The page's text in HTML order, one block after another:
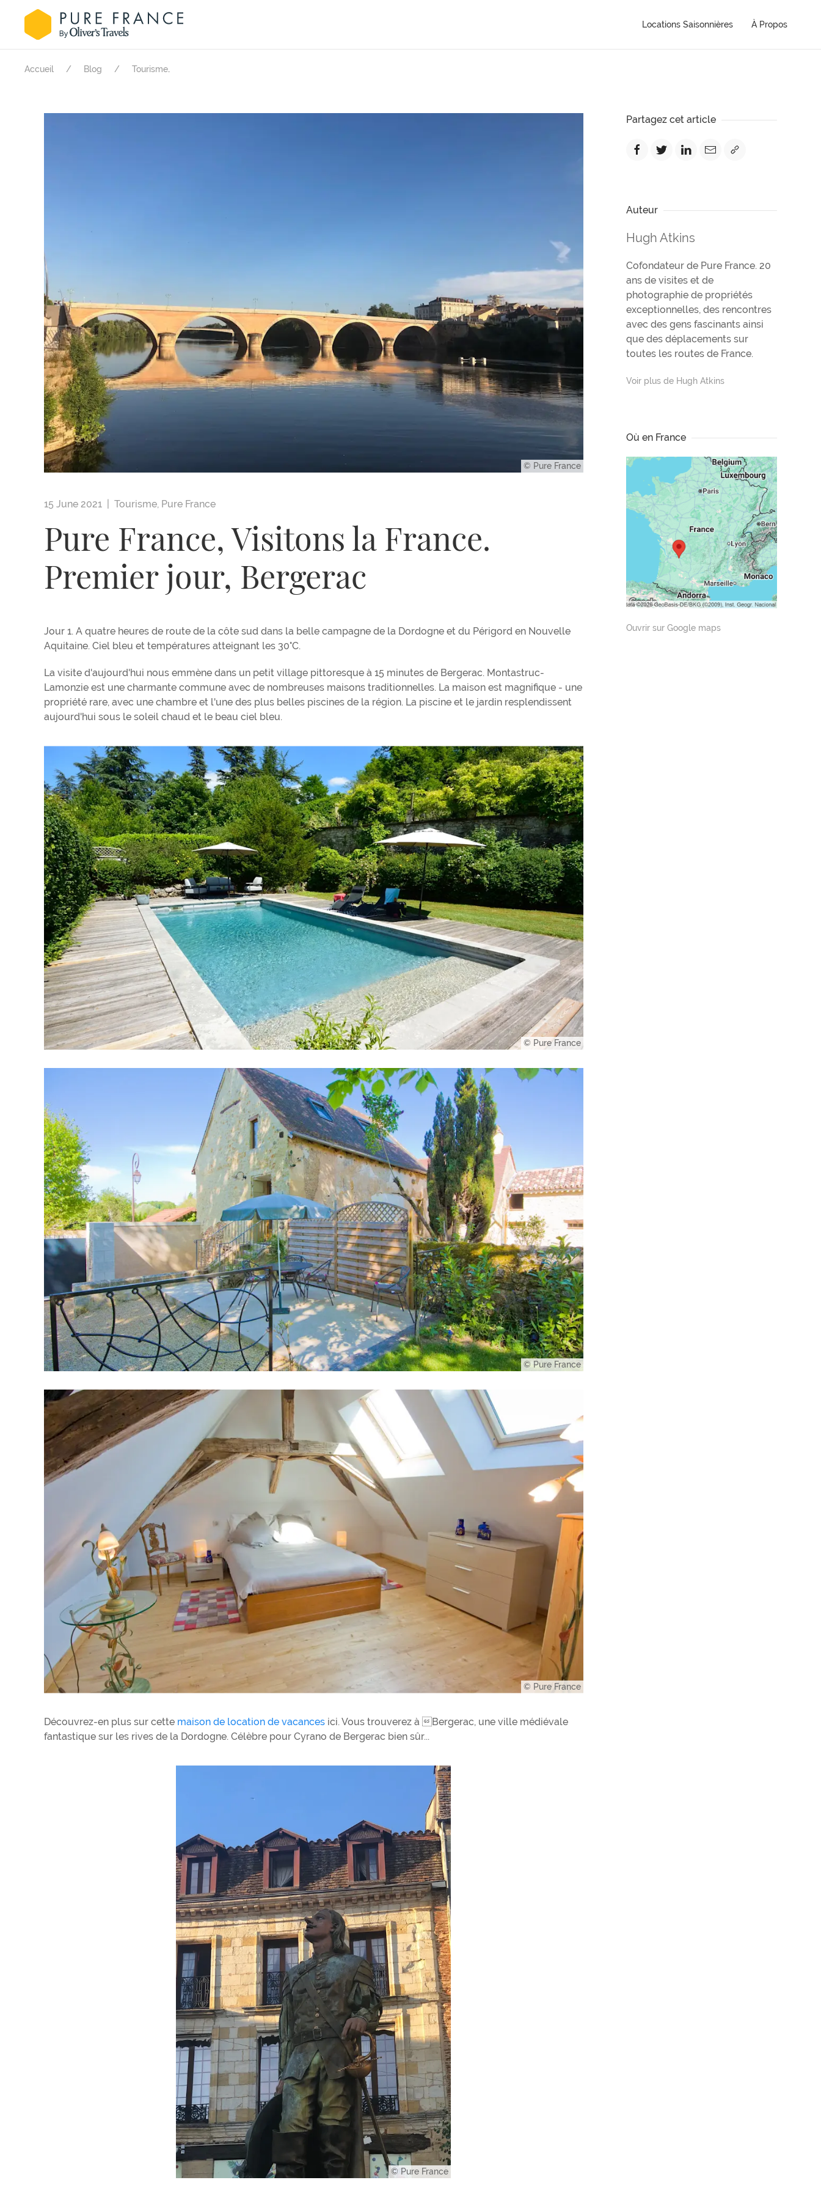
Locations Saisonnières À Propos
Accueil Blog Tourisme.
© Pure France
15 June 2021 | Tourisme, Pure France
Pure France, Visitons la France.
Premier jour, Bergerac
Jour 1. A quatre heures de route de la côte sud dans la belle campagne de la Dordogne et du Périgord en Nouvelle
Aquitaine. Ciel bleu et températures atteignant les 30°C.
La visite d'aujourd'hui nous emmène dans un petit village pittoresque à 15 minutes de Bergerac. Montastruc-
Lamonzie est une charmante commune avec de nombreuses maisons traditionnelles. La maison est magnifique - une
propriété rare, avec une chambre et l'une des plus belles piscines de la région. La piscine et le jardin resplendissent
aujourd'hui sous le soleil chaud et le beau ciel bleu.
© Pure France
© Pure France
© Pure France
Découvrez-en plus sur cette maison de location de vacances ici. Vous trouverez à Bergerac, une ville médiévale
fantastique sur les rives de la Dordogne. Célèbre pour Cyrano de Bergerac bien sûr...
© Pure France
Partagez cet article
Auteur
Hugh Atkins
Cofondateur de Pure France. 20
ans de visites et de
photographie de propriétés
exceptionnelles, des rencontres
avec des gens fascinants ainsi
que des déplacements sur
toutes les routes de France.
Voir plus de Hugh Atkins
Où en France
Ouvrir sur Google maps